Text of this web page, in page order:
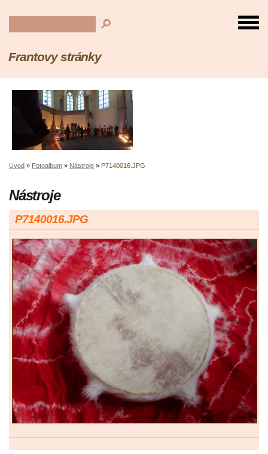
Frantovy stránky
Úvod » Fotoalbum » Nástroje » P7140016.JPG
Nástroje
P7140016.JPG